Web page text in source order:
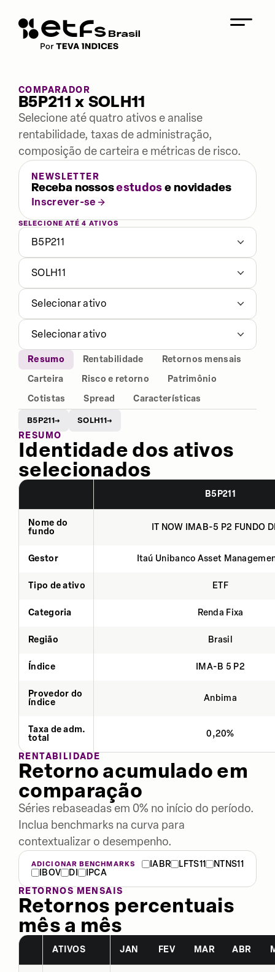
COMPARADOR
B5P211 x SOLH11
Selecione até quatro ativos e analise
rentabilidade, taxas de administração,
composição de carteira e métricas de risco.
NEWSLETTER
Receba nossosestudose novidades
Inscrever-se
SELECIONE ATÉ 4 ATIVOS
B5P211
SOLH11
Selecionar ativo
Selecionar ativo
Resumo Rentabilidade
Retornos mensais
Carteira
Risco e retorno
Patrimônio
Cotistas
Spread Características
B5P211→ SOLH11→
RESUMO
Identidade dos ativos
selecionados
B5P211
Nome do
fundo
IT NOW IMAB-5 P2 FUNDO
Gestor Itaú Unibanco Asset
Tipo de ativo ETF
Categoria Renda Fixa
Região Brasil
Índice IMA-B 5 P2
Provedor do
índice
Anbima
Taxa de adm.
total
0,20%
RENTABILIDADE
Retorno acumulado em
comparação
Séries rebaseadas em 0% no início do período.
Inclua benchmarks na curva para
contextualizar o desempenho.
ADICIONAR BENCHMARKS IABR LFTS11
NTNS11
IBOV
DI
IPCA
RETORNOS MENSAIS
Retornos percentuais
mês a mês
ATIVOS JAN FEV MAR ABR